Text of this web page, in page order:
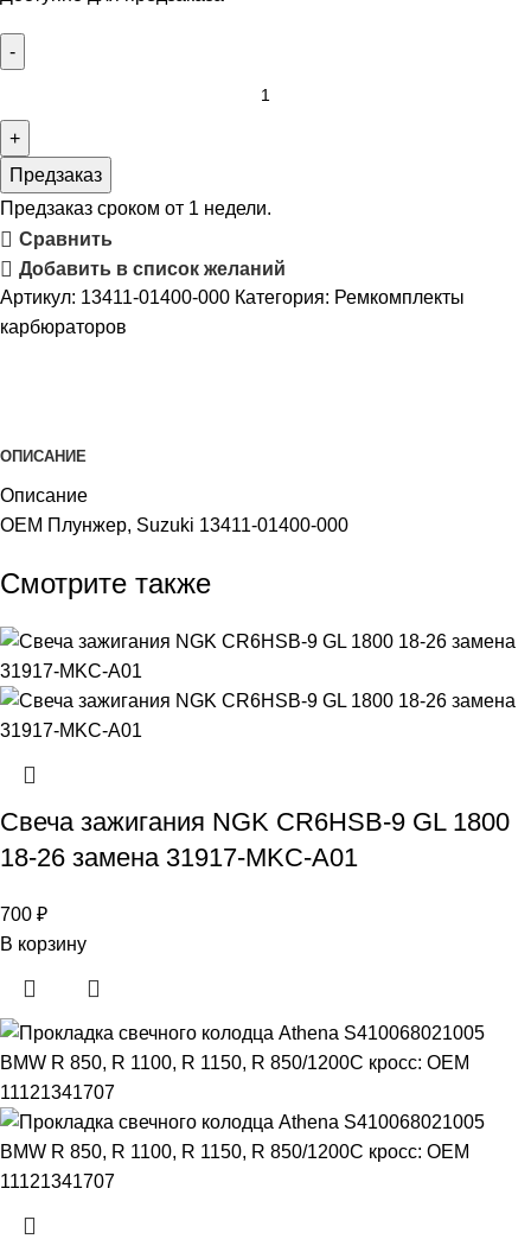
Предзаказ
Предзаказ сроком от 1 недели.
Сравнить
Добавить в список желаний
Артикул: 13411-01400-000 Категория: Ремкомплекты
карбюраторов
ОПИСАНИЕ
Описание
OEM Плунжер, Suzuki 13411-01400-000
Смотрите также
Свеча зажигания NGK CR6HSB-9 GL 1800
18-26 замена 31917-MKC-A01
700 ₽
В корзину